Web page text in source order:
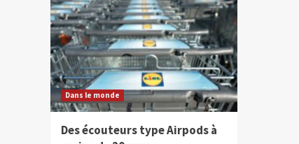
Dans le monde
Des écouteurs type Airpods à